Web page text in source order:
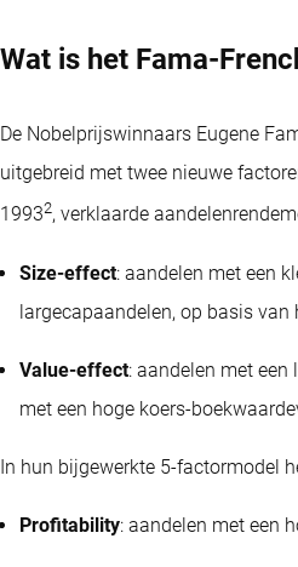
Wat is het Fama-
De Nobelprijswinnaars Eugene
uitgebreid met twee nieuwe
19932, verklaarde
Size-effect: aandelen met een
largecapaandelen, op basis van
Value-effect: aandelen met een
met een hoge koers-
In hun bijgewerkte 5-factormodel
Profitability: aandelen met een